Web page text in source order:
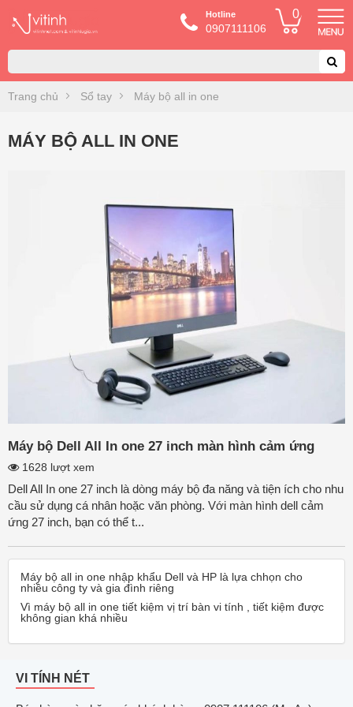
Hotline
0907111106
0
Trang chủ Sổ tay Máy bộ all in one
MÁY BỘ ALL IN ONE
Máy bộ Dell All In one 27 inch màn hình cảm ứng
1628 lượt xem
Dell All In one 27 inch là dòng máy bộ đa năng và tiện ích cho nhu
cầu sử dụng cá nhân hoặc văn phòng. Với màn hình dell cảm
ứng 27 inch, bạn có thể t...
Máy bộ all in one nhập khẩu Dell và HP là lựa chhọn cho
nhiều công ty và gia đình riêng
Vì máy bộ all in one tiết kiệm vị trí bàn vi tính , tiết kiệm được
không gian khá nhiều
VI TÍNH NÉT